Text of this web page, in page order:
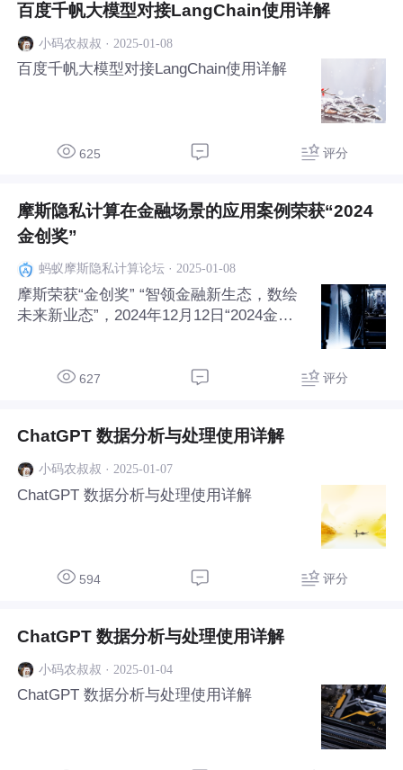
百度千帆大模型对接LangChain使用详解
小码农叔叔 · 2025-01-08
百度千帆大模型对接LangChain使用详解
625 评分
摩斯隐私计算在金融场景的应用案例荣获“2024
金创奖”
蚂蚁摩斯隐私计算论坛· 2025-01-08
摩斯荣获“金创奖” “智领金融新生态，数绘
未来新业态”，2024年12月12日“2024金融
金融场景的应用》案例，荣获“金创奖——
627 评分
ChatGPT 数据分析与处理使用详解
小码农叔叔 · 2025-01-07
ChatGPT 数据分析与处理使用详解
594 评分
ChatGPT 数据分析与处理使用详解
小码农叔叔 · 2025-01-04
ChatGPT 数据分析与处理使用详解